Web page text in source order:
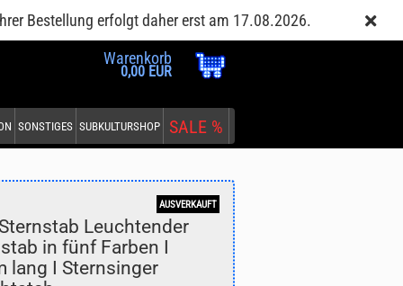
Kundenlogin Merkzettel
Warenkorb
0,00 EUR
Bestellung erfolgt daher erst am 17.08.2026.
SONSTIGES SUBKULTURSHOP SALE %
AUSVERKAUFT
Leuchtender
in fünf Farben I
lang I Sternsinger